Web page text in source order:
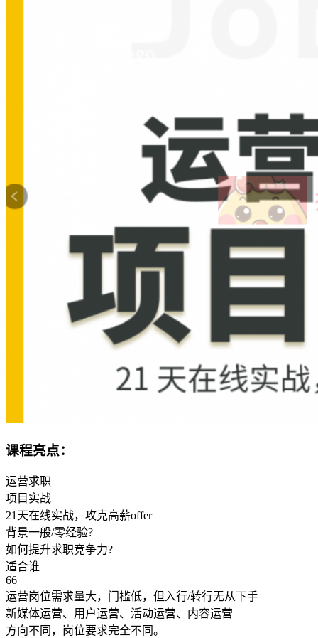
课程亮点：
运营求职
项目实战
21天在线实战，攻克高薪offer
背景一般/零经验?
如何提升求职竞争力?
适合谁
66
运营岗位需求量大，门槛低，但入行/转行无从下手
新媒体运营、用户运营、活动运营、内容运营
方向不同，岗位要求完全不同。